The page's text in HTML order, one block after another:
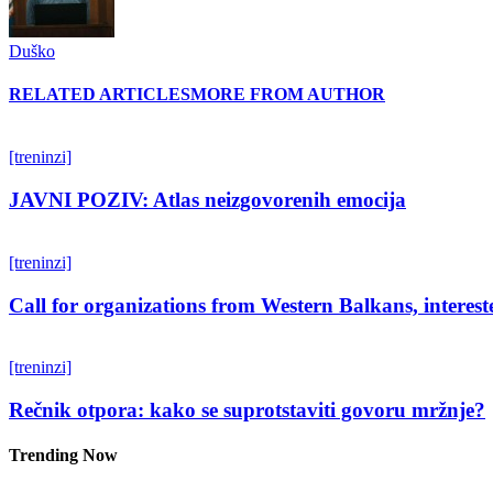
Duško
RELATED ARTICLESMORE FROM AUTHOR
[treninzi]
JAVNI POZIV: Atlas neizgovorenih emocija
[treninzi]
Call for organizations from Western Balkans,
[treninzi]
Rečnik otpora: kako se suprotstaviti govoru mržnje?
Trending Now